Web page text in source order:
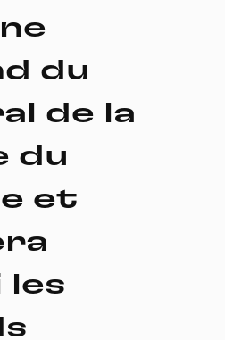
du
de la
du
et
les